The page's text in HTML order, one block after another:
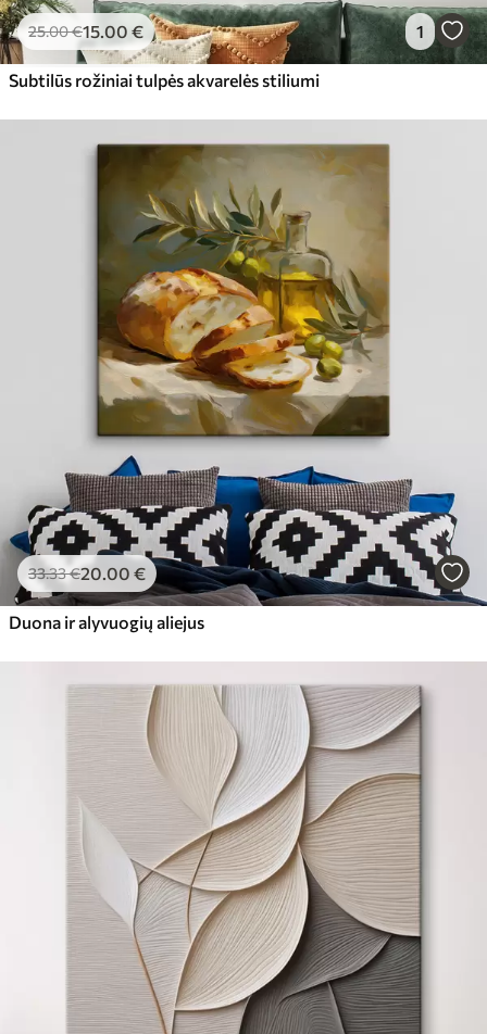
25.00€15.00 € 1
Subtilūs rožiniai tulpės akvarelės stiliumi
33.33€20.00 €
Duona ir alyvuogių aliejus